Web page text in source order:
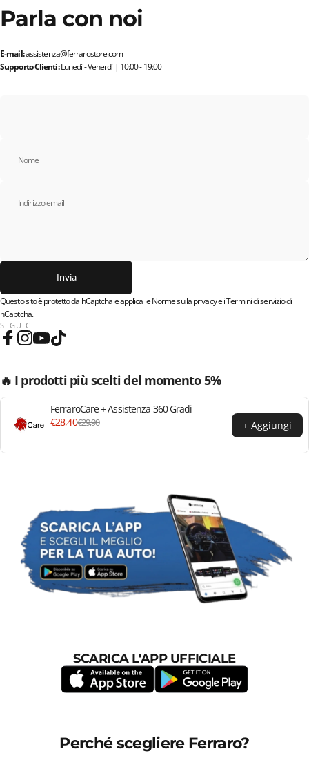
Cover, Accessori e Gadget...
Parla con noi
E-mail:assistenza@ferrarostore.com
Supporto Clienti:Lunedì - Venerdì | 10:00 - 19:00
Nome
Indirizzo email
Invia
Invia
Questo sito è protetto da hCaptcha e applica leNorme sulla privacye iTermini di serviziodi
hCaptcha.
SEGUICI
🔥 I prodotti più scelti del momento 5%
FerraroCare + Assistenza 360 Gradi
€28,40€29,90 + Aggiungi
SCARICA L'APP UFFICIALE
Perché scegliere Ferraro?